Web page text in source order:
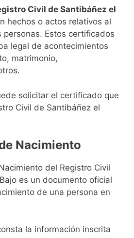
Civil de Santibáñez el
hechos o actos relativos al
personas. Estos certificados
legal de acontecimientos
matrimonio,
solicitar el certificado que
Civil de Santibáñez el
Nacimiento
del Registro Civil
es un documento oficial
de una persona en
la información inscrita